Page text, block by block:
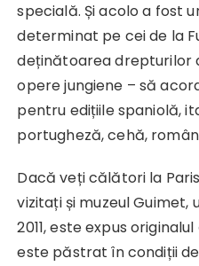
specială. Și acolo a fost
determinat pe cei de la
deținătoarea drepturilor
opere jungiene – să
pentru edițiile spaniolă,
portugheză, cehă,
Dacă veți călători la
vizitați și muzeul Guimet,
2011, este expus originalul
este păstrat în condiții